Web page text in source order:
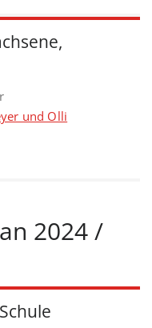
und Olli
2024 /